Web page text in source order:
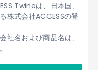
Twineは、日本国、
株式会社ACCESSの登
社名および商品名は、